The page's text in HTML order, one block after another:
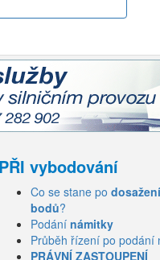
PŘI vybodování
Co se stane po
bodů?
Podání námitky
Průběh řízení po podání
PRÁVNÍ ZASTOUPENÍ